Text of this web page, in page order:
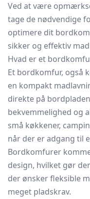
Ved at være
tage de nødvendige
optimere dit
sikker og effektiv
Hvad er et
Et bordkomfur, også
en kompakt
direkte på
bekvemmelighed og
små køkkener,
når der er adgang til
Bordkomfurer
design, hvilket gør
der ønsker fleksible
meget pladskrav.